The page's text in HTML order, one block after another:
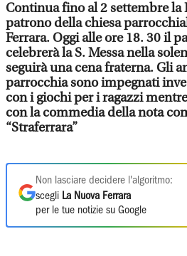
Continua fino al 2 settembre la
patrono della chiesa
Ferrara. Oggi alle ore 18. 30 il
celebrerà la S. Messa nella
seguirà una cena fraterna. Gli
parrocchia sono impegnati
con i giochi per i ragazzi
con la commedia della nota
“Straferrara”
Non lasciare decidere l'algoritmo:
scegli La Nuova Ferrara
per le tue notizie su Google